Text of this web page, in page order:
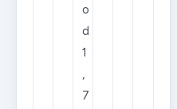
o
d
1
,
7